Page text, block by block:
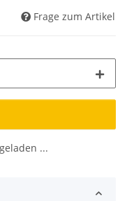
Frage zum Artikel
...